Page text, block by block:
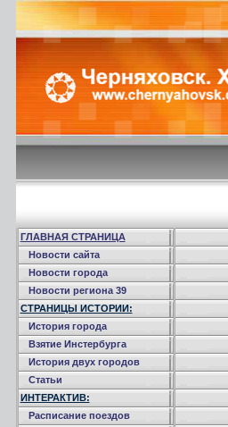
ГЛАВНАЯ СТРАНИЦА
Новости сайта
Новости города
Новости региона 39
СТРАНИЦЫ ИСТОРИИ:
История города
Взятие Инстербурга
История двух городов
Статьи
ИНТЕРАКТИВ:
Расписание поездов